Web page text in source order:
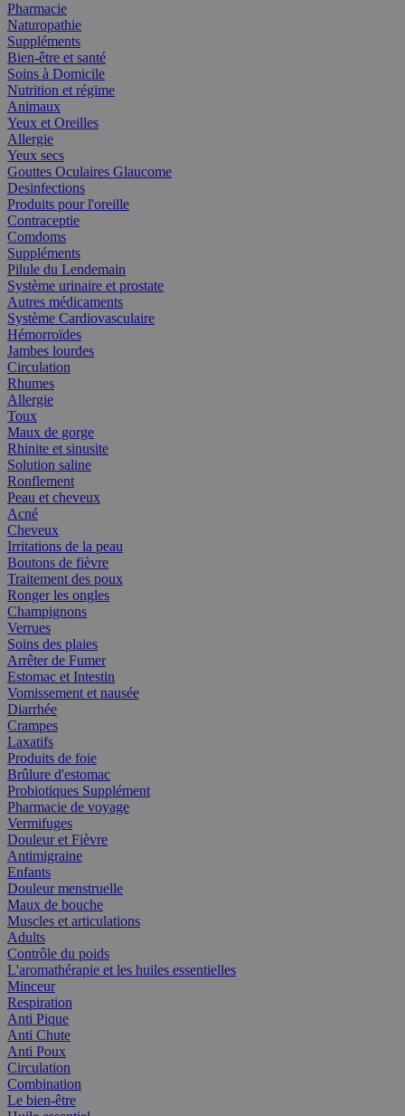
Pharmacie
Naturopathie
Suppléments
Bien-être et santé
Soins à Domicile
Nutrition et régime
Animaux
Yeux et Oreilles
Allergie
Yeux secs
Gouttes Oculaires Glaucome
Desinfections
Produits pour l'oreille
Contraceptie
Comdoms
Suppléments
Pilule du Lendemain
Système urinaire et prostate
Autres médicaments
Système Cardiovasculaire
Hémorroïdes
Jambes lourdes
Circulation
Rhumes
Allergie
Toux
Maux de gorge
Rhinite et sinusite
Solution saline
Ronflement
Peau et cheveux
Acné
Cheveux
Irritations de la peau
Boutons de fièvre
Traitement des poux
Ronger les ongles
Champignons
Verrues
Soins des plaies
Arrêter de Fumer
Estomac et Intestin
Vomissement et nausée
Diarrhée
Crampes
Laxatifs
Produits de foie
Brûlure d'estomac
Probiotiques Supplément
Pharmacie de voyage
Vermifuges
Douleur et Fièvre
Antimigraine
Enfants
Douleur menstruelle
Maux de bouche
Muscles et articulations
Adults
Contrôle du poids
L'aromathérapie et les huiles essentielles
Minceur
Respiration
Anti Pique
Anti Chute
Anti Poux
Circulation
Combination
Le bien-être